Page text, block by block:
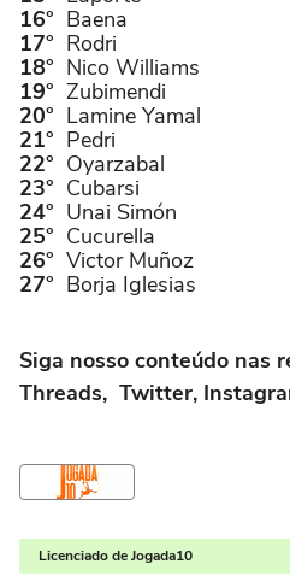
Baena
Rodri
Nico Williams
Zubimendi
Lamine Yamal
Pedri
Oyarzabal
Cubarsi
Unai Simón
Cucurella
Victor Muñoz
Borja Iglesias
Siga nosso conteúdo nas
Threads, Twitter,
Licenciado de Jogada10